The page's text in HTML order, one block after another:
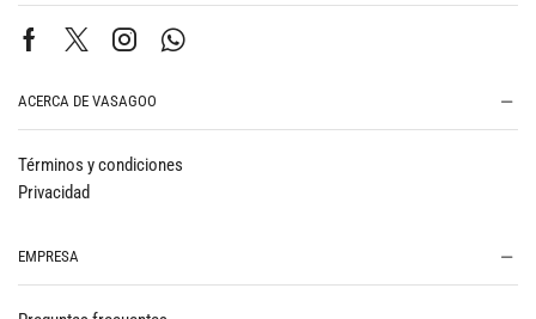
ACERCA DE VASAGOO
Términos y condiciones
Privacidad
EMPRESA